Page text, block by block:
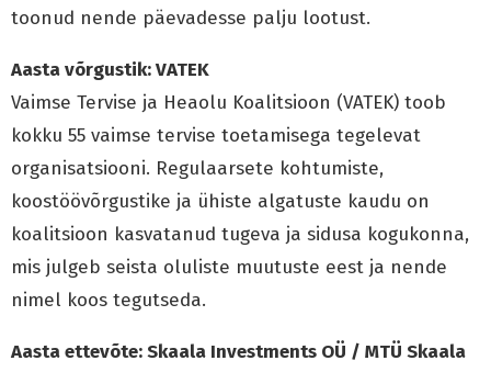
toonud nende päevadesse palju lootust.
Aasta võrgustik: VATEK
Vaimse Tervise ja Heaolu Koalitsioon (VATEK) toob
kokku 55 vaimse tervise toetamisega tegelevat
organisatsiooni. Regulaarsete kohtumiste,
koostöövõrgustike ja ühiste algatuste kaudu on
koalitsioon kasvatanud tugeva ja sidusa kogukonna,
mis julgeb seista oluliste muutuste eest ja nende
nimel koos tegutseda.
Aasta ettevõte: Skaala Investments OÜ / MTÜ Skaala